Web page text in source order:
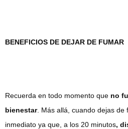
BENEFICIOS DE DEJAR DE FUMAR
Recuerda en todo momento que no
bienestar. Más allá, cuando dejas de
inmediato ya que, a los 20 minutos,